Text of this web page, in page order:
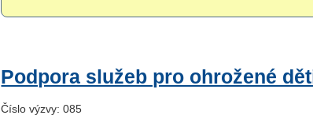
Podpora služeb pro ohrožené
Číslo výzvy: 085